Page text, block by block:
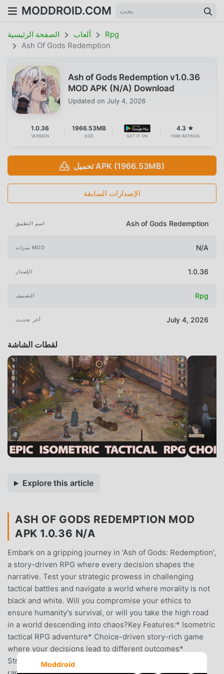
MODDROID.COM
الصفحة الرئيسية ألعاب
Rpg
Ash Of Gods Redemption
Ash of Gods Redemption v1.0.36
MOD APK (N/A) Download
Updated on July 4, 2026
1.0.36
VERSION
1966.53MB
SIZE GET IT ON
4.3 ★
1698 RATINGS
تحميل APK (1966.53MB)
الإصدارات السابقة
اسم التطبيق Ash of Gods Redemption
ميزات MOD N/A
الإصدار 1.0.36
التصنيف Rpg
آخر تحديث July 4, 2026
لقطات الشاشة
Explore this article
ASH OF GODS REDEMPTION MOD
APK 1.0.36 N/A
Embark on a gripping journey in 'Ash of Gods: Redemption',
a story-driven RPG where every decision shapes the
narrative. Test your strategic prowess in challenging
tactical battles and navigate a world where morality is not
black and white. Will you compromise your ethics to
ensure humanity's survival, or will you take the high road
in a world descending into chaos?Key Features:* Isometric
tactical RPG adventure* Choice-driven story-rich game
where your decisions lead to different outcomes*
Strategic turn-based combat without dice rolls and
Moddroid